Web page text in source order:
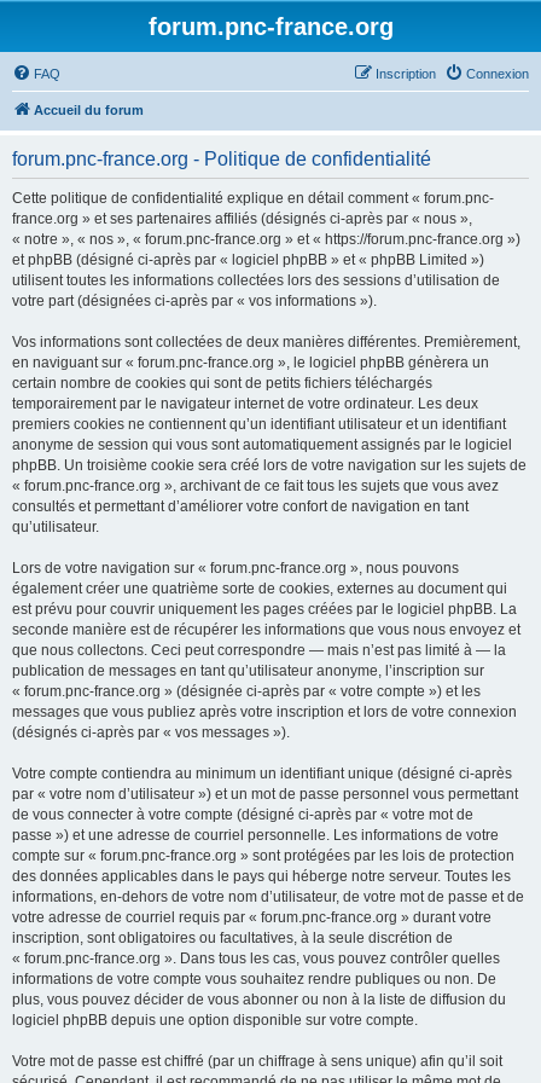
forum.pnc-france.org
FAQ Connexion
Inscription
Accueil du forum
forum.pnc-france.org - Politique de confidentialité
Cette politique de confidentialité explique en détail comment « forum.pnc-
france.org » et ses partenaires affiliés (désignés ci-après par « nous »,
« notre », « nos », « forum.pnc-france.org » et « https://forum.pnc-france.org »)
et phpBB (désigné ci-après par « logiciel phpBB » et « phpBB Limited »)
utilisent toutes les informations collectées lors des sessions d’utilisation de
votre part (désignées ci-après par « vos informations »).
Vos informations sont collectées de deux manières différentes. Premièrement,
en naviguant sur « forum.pnc-france.org », le logiciel phpBB génèrera un
certain nombre de cookies qui sont de petits fichiers téléchargés
temporairement par le navigateur internet de votre ordinateur. Les deux
premiers cookies ne contiennent qu’un identifiant utilisateur et un identifiant
anonyme de session qui vous sont automatiquement assignés par le logiciel
phpBB. Un troisième cookie sera créé lors de votre navigation sur les sujets de
« forum.pnc-france.org », archivant de ce fait tous les sujets que vous avez
consultés et permettant d’améliorer votre confort de navigation en tant
qu’utilisateur.
Lors de votre navigation sur « forum.pnc-france.org », nous pouvons
également créer une quatrième sorte de cookies, externes au document qui
est prévu pour couvrir uniquement les pages créées par le logiciel phpBB. La
seconde manière est de récupérer les informations que vous nous envoyez et
que nous collectons. Ceci peut correspondre — mais n’est pas limité à — la
publication de messages en tant qu’utilisateur anonyme, l’inscription sur
« forum.pnc-france.org » (désignée ci-après par « votre compte ») et les
messages que vous publiez après votre inscription et lors de votre connexion
(désignés ci-après par « vos messages »).
Votre compte contiendra au minimum un identifiant unique (désigné ci-après
par « votre nom d’utilisateur ») et un mot de passe personnel vous permettant
de vous connecter à votre compte (désigné ci-après par « votre mot de
passe ») et une adresse de courriel personnelle. Les informations de votre
compte sur « forum.pnc-france.org » sont protégées par les lois de protection
des données applicables dans le pays qui héberge notre serveur. Toutes les
informations, en-dehors de votre nom d’utilisateur, de votre mot de passe et de
votre adresse de courriel requis par « forum.pnc-france.org » durant votre
inscription, sont obligatoires ou facultatives, à la seule discrétion de
« forum.pnc-france.org ». Dans tous les cas, vous pouvez contrôler quelles
informations de votre compte vous souhaitez rendre publiques ou non. De
plus, vous pouvez décider de vous abonner ou non à la liste de diffusion du
logiciel phpBB depuis une option disponible sur votre compte.
Votre mot de passe est chiffré (par un chiffrage à sens unique) afin qu’il soit